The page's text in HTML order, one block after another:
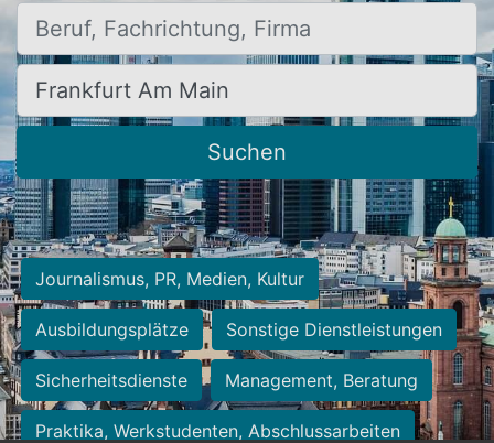
Beruf, Fachrichtung, Firma
Ort, Stadt
Suchen
Journalismus, PR, Medien, Kultur
Ausbildungsplätze Sonstige Dienstleistungen
Sicherheitsdienste Management, Beratung
Praktika, Werkstudenten, Abschlussarbeiten